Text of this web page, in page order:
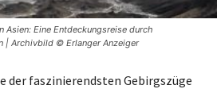
Asien: Eine Entdeckungsreise durch
| Archivbild © Erlanger Anzeiger
der faszinierendsten Gebirgszüge